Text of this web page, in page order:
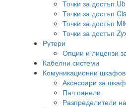
Точки за достъп
Точки за достъп
Точки за достъп
Точки за достъп
Рутери
Опции и лицензи
Кабелни системи
Комуникационни
Аксесоари за
Пач панели
Разпределители